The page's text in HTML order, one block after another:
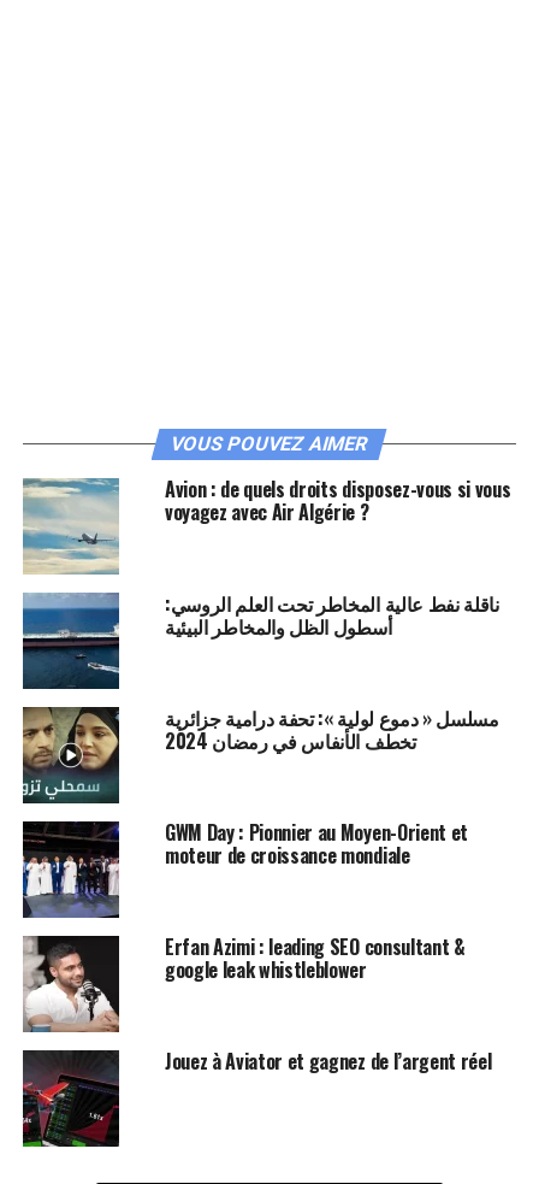
VOUS POUVEZ AIMER
Avion : de quels droits disposez-vous si vous
voyagez avec Air Algérie ?
ناقلة نفط عالية المخاطر تحت العلم الروسي:
أسطول الظل والمخاطر البيئية
مسلسل « دموع لولية »: تحفة درامية جزائرية
تخطف الأنفاس في رمضان 2024
GWM Day : Pionnier au Moyen-Orient et
moteur de croissance mondiale
Erfan Azimi : leading SEO consultant &
google leak whistleblower
Jouez à Aviator et gagnez de l’argent réel